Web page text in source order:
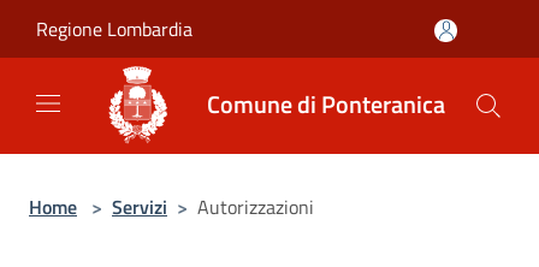
Regione Lombardia
Comune di Ponteranica
Home > Servizi > Autorizzazioni